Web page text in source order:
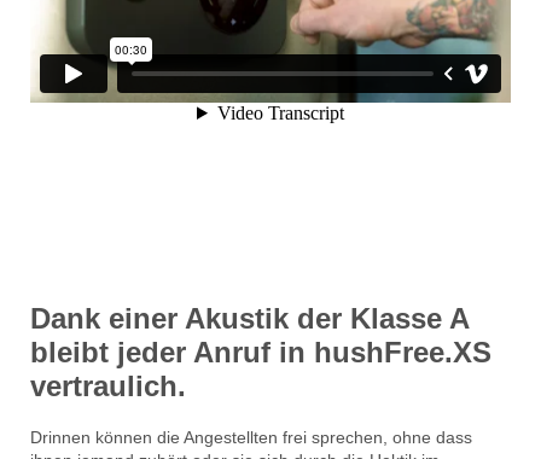
Dank einer Akustik der Klasse A
bleibt jeder Anruf in hushFree.XS
vertraulich.
Drinnen können die Angestellten frei sprechen, ohne dass